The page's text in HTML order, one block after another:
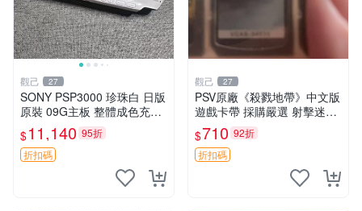
觀己 27
SONY PSP3000 珍珠白 日版
原裝 09G主板 整體成色充新
不漂移 按鍵順滑 PSP3000
電腦遊戲機 PSP1189390 屏
幕老化
$11,140 95折
折扣碼
觀己 27
PSV原廠《殺戮地帶》中文版
遊戲卡帶 採購嚴選 射擊迷必
備 成色尚佳 插入即玩 殺戮地
帶 PSV 射擊 游戲
$710 92折
折扣碼